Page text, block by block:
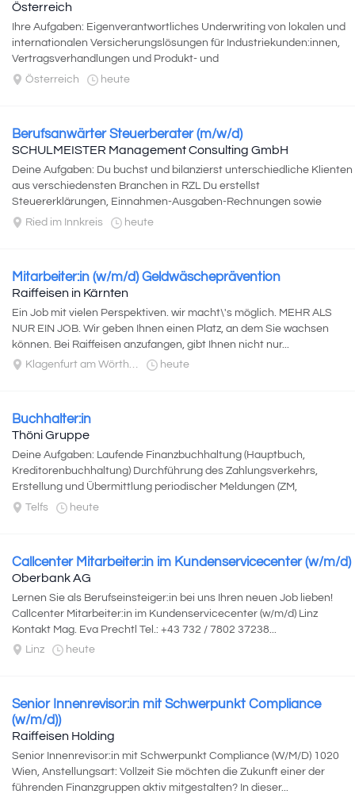
Österreich
Ihre Aufgaben: Eigenverantwortliches Underwriting von lokalen und
internationalen Versicherungslösungen für Industriekunden:innen,
Vertragsverhandlungen und Produkt- und
Unternehmenspräsentationen...
Österreich heute
Berufsanwärter Steuerberater (m/w/d)
SCHULMEISTER Management Consulting GmbH
Deine Aufgaben: Du buchst und bilanzierst unterschiedliche Klienten
aus verschiedensten Branchen in RZL Du erstellst
Steuererklärungen, Einnahmen-Ausgaben-Rechnungen sowie
Jahresabschlüsse und klärst...
Ried im Innkreis heute
Mitarbeiter:in (w/m/d) Geldwäscheprävention
Raiffeisen in Kärnten
Ein Job mit vielen Perspektiven. wir macht\'s möglich. MEHR ALS
NUR EIN JOB. Wir geben Ihnen einen Platz, an dem Sie wachsen
können. Bei Raiffeisen anzufangen, gibt Ihnen nicht nur...
Klagenfurt am Wörthersee
heute
Buchhalter:in
Thöni Gruppe
Deine Aufgaben: Laufende Finanzbuchhaltung (Hauptbuch,
Kreditorenbuchhaltung) Durchführung des Zahlungsverkehrs,
Erstellung und Übermittlung periodischer Meldungen (ZM,
statistische Meldungen, etc.) Kontenabstimmung...
Telfs heute
Callcenter Mitarbeiter:in im Kundenservicecenter (w/m/d)
Oberbank AG
Lernen Sie als Berufseinsteiger:in bei uns Ihren neuen Job lieben!
Callcenter Mitarbeiter:in im Kundenservicecenter (w/m/d) Linz
Kontakt Mag. Eva Prechtl Tel.: +43 732 / 7802 37238...
Linz
heute
Senior Innenrevisor:in mit Schwerpunkt Compliance
(w/m/d))
Raiffeisen Holding
Senior Innenrevisor:in mit Schwerpunkt Compliance (W/M/D) 1020
Wien, Anstellungsart: Vollzeit Sie möchten die Zukunft einer der
führenden Finanzgruppen aktiv mitgestalten? In dieser...